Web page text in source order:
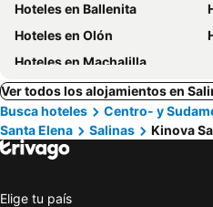
Hoteles en Ballenita
Hoteles en Olón
Hoteles en Machalilla
Ver todos los alojamientos en
Busca hoteles
Centro- y
Santa Elena
Salinas Kinova
Elige tu país